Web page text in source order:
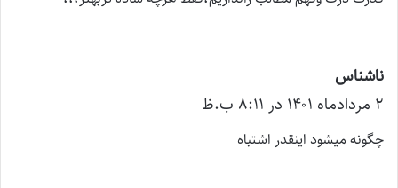
ناشناس
ف
ت
۲ مرداد‌ماه ۱۴۰۱ در ۸:۱۱ ب.ظ
چگونه میشود اینقدر اشتباه